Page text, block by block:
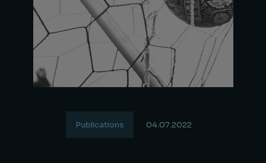
Publications 04.07.2022